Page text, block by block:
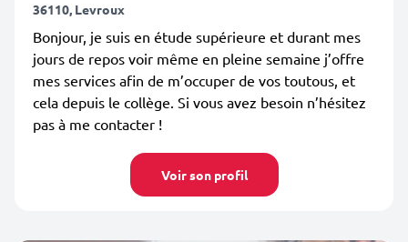
36110, Levroux
Bonjour, je suis en étude supérieure et durant mes
jours de repos voir même en pleine semaine j’offre
mes services afin de m’occuper de vos toutous, et
cela depuis le collège. Si vous avez besoin n’hésitez
pas à me contacter !
Voir son profil